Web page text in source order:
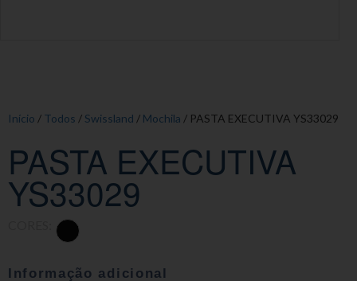
Início / Todos / Swissland / Mochila / PASTA EXECUTIVA YS33029
PASTA EXECUTIVA
YS33029
Informação adicional